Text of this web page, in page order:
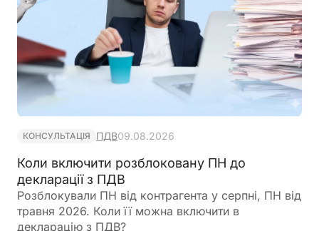
КОНСУЛЬТАЦІЯ ПДВ09.08.2026
Коли включити розблоковану ПН до
декларації з ПДВ
Розблокували ПН від контрагента у серпні, ПН від
травня 2026. Коли її можна включити в
декларацію з ПДВ?